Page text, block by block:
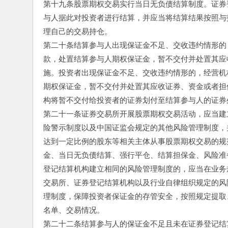
第十九条股票期权交易实行当日无负债结算制度。证
与人据此对投资者进行结算，并应当将结算结果按照
理自己的交易持仓。
第二十条结算参与人出现保证金不足、交收违约情形
款，处置结算参与人期权保证金，暂不交付并处置其
施。投资者出现保证金不足、交收违约情形的，经营
期权保证金，暂不交付并处置其应收证券、资金或者
构将暂不交付给投资者的证券划付至结算参与人的证
第二十一条证券交易所开展股票期权交易活动，应当
险警示制度以及中国证监会规定的其他风险管理制度
达到一定比例的股东等相关主体从事股票期权交易的
金、当日无负债结算、强行平仓、结算担保金、风险
登记结算机构建立相同的风险管理制度的，应当在业
交易所、证券登记结算机构以及行业自律组织规定的
理制度，保障投资者保证金的存管安全，按照规定提
名单、交易情况。
第二十二条结算参与人的保证金不足且未在证券登记